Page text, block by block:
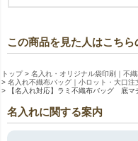
この商品を見た人はこち
トップ
名入れ・オリジナル袋印刷｜不
名入れ不織布バッグ｜小ロット・大口注
【名入れ対応】ラミ不織布バッグ 底
名入れに関する案内